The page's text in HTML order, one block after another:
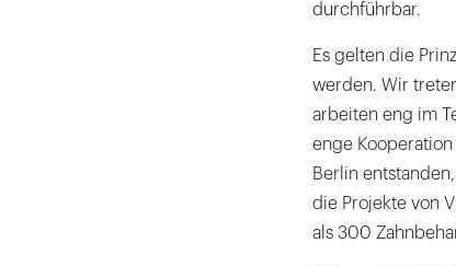
durchführbar.
Es gelten die
werden. Wir
arbeiten eng im
enge
Berlin
die Projekte von
als 300